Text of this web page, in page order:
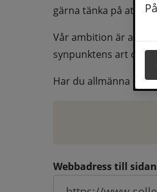
gärna tänka på att
Vår ambition är att
synpunktens art och
Har du allmänna
Webbadress till